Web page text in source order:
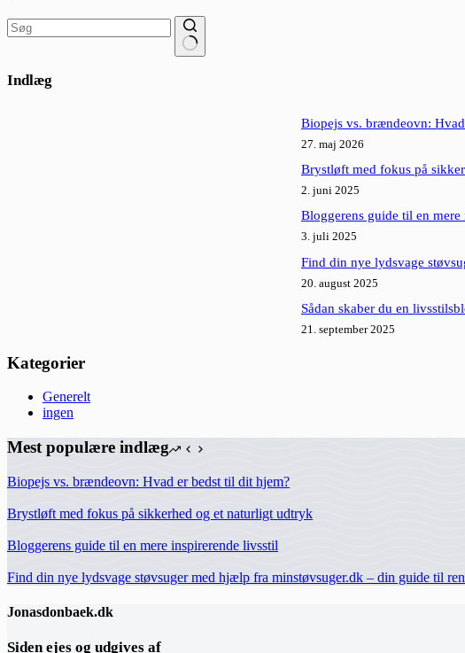
resultater
Indlæg
Biopejs vs. brændeovn:
27. maj 2026
Brystløft med fokus på
2. juni 2025
Bloggerens guide til en
3. juli 2025
Find din nye lydsvage
20. august 2025
Sådan skaber du en
21. september 2025
Kategorier
Generelt
ingen
Mest populære indlæg
Biopejs vs. brændeovn: Hvad er bedst til dit hjem?
Brystløft med fokus på sikkerhed og et naturligt udtryk
Bloggerens guide til en mere inspirerende livsstil
Find din nye lydsvage støvsuger med hjælp fra minstøvsuger.dk – din guide til
Jonasdonbaek.dk
Siden ejes og udgives af